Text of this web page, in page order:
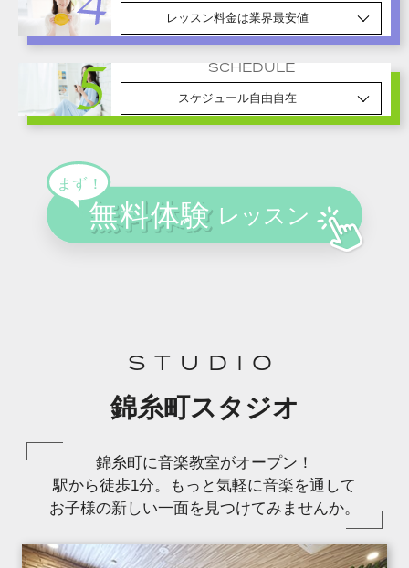
レッスン料金は業界最安値
SCHEDULE
スケジュール自由自在
STUDIO
錦糸町スタジオ
錦糸町に音楽教室がオープン！
駅から徒歩1分。もっと気軽に音楽を通して
お子様の新しい一面を見つけてみませんか。